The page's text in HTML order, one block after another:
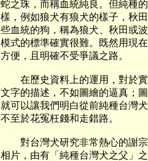
蛇之珠，而稱血統純良。但純種
樣，例如狼犬有狼犬的樣子，秋
些血統的狗，稱為狼犬、秋田或
模式的標準確實很難。既然用現
方便，且明確不受爭議之路。
在歷史資料上的運用，對於實
文字的描述，不如圖繪的逼真；
就可以讓我們明白從前純種台灣
不至於花冤枉錢和走錯路。
對台灣犬研究非常熱心的謝宗
相片，由有「純種台灣犬之父」